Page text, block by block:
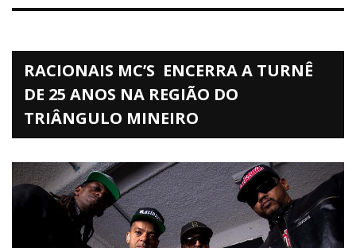
RACIONAIS MC’S ENCERRA A TURNÊ
DE 25 ANOS NA REGIÃO DO
TRIÂNGULO MINEIRO